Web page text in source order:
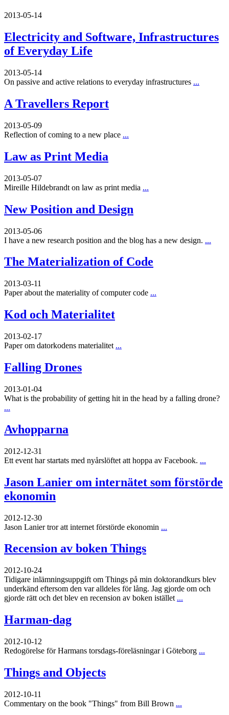
2013-05-14
Electricity and Software, Infrastructures
of Everyday Life
2013-05-14
On passive and active relations to everyday infrastructures ...
A Travellers Report
2013-05-09
Reflection of coming to a new place ...
Law as Print Media
2013-05-07
Mireille Hildebrandt on law as print media ...
New Position and Design
2013-05-06
I have a new research position and the blog has a new design. ...
The Materialization of Code
2013-03-11
Paper about the materiality of computer code ...
Kod och Materialitet
2013-02-17
Paper om datorkodens materialitet ...
Falling Drones
2013-01-04
What is the probability of getting hit in the head by a falling drone?
...
Avhopparna
2012-12-31
Ett event har startats med nyårslöftet att hoppa av Facebook. ...
Jason Lanier om internätet som förstörde
ekonomin
2012-12-30
Jason Lanier tror att internet förstörde ekonomin ...
Recension av boken Things
2012-10-24
Tidigare inlämningsuppgift om Things på min doktorandkurs blev
underkänd eftersom den var alldeles för lång. Jag gjorde om och
gjorde rätt och det blev en recension av boken istället ...
Harman-dag
2012-10-12
Redogörelse för Harmans torsdags-föreläsningar i Göteborg ...
Things and Objects
2012-10-11
Commentary on the book "Things" from Bill Brown ...